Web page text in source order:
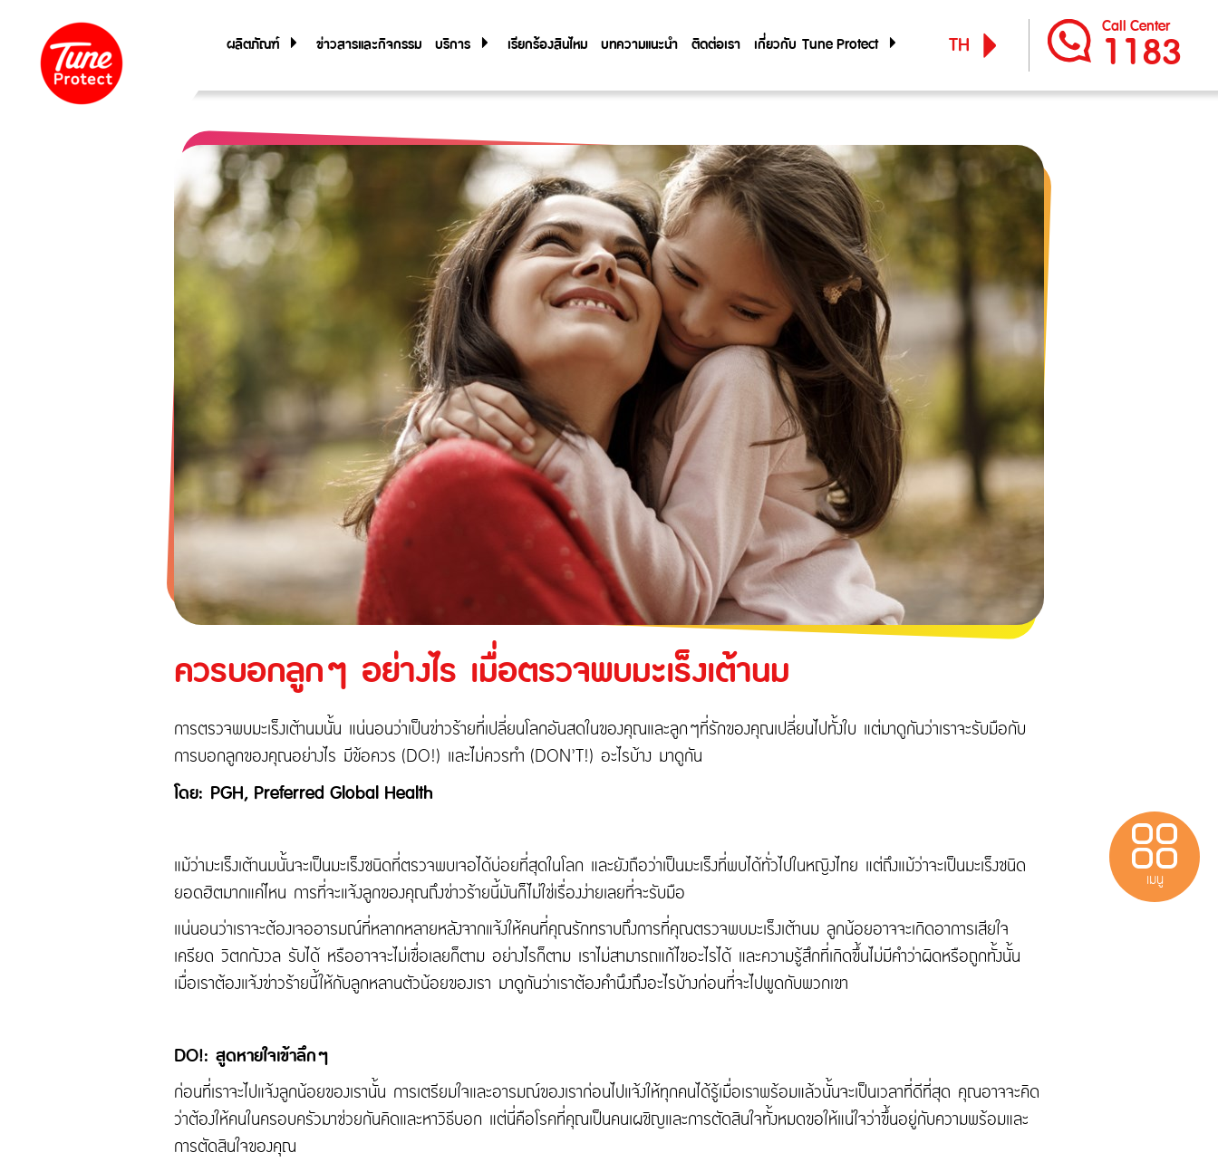
ผลิตภัณฑ์
ประกันภัยการเดินทาง
ทูน ทราเวล ประกันเดินทางต่างประเทศ
ประกันภัยสำหรับธุรกิจ
ประกันความเสี่ยงภัยทุกชนิดสำหรับงานรับเหมา
ก่อสร้าง/ติดตั้งเครื่องจักร
ประกันภัยความเสี่ยงภัยทุกชนิดของเครื่องจักรที่
ใช้ในงานก่อสร้าง
ประกันความเสี่ยงภัยทุกชนิดของอุตสาหกรรม
ความรับผิดต่อบุคคลภายนอก
ประกันภัยธุรกิจหยุดชะงัก
ประกันภัยทางทะเล และขนส่ง
ข่าวสารและกิจกรรม บริการ
เรียกร้องสินไหม บทความแนะนำ ติดต่อเรา เกี่ยวกับ Tune Protect
รายงานประจำปี
ข้อมูลสำคัญทางการเงิน
TH
EN
Call Center
1183
ควรบอกลูกๆ อย่างไร เมื่อตรวจพบมะเร็งเต้านม
การตรวจพบมะเร็งเต้านมนั้น แน่นอนว่าเป็นข่าวร้ายที่เปลี่ยนโลกอันสดในของคุณและลูกๆที่รักของคุณเปลี่ยนไปทั้งใบ แต่มาดูกันว่าเราจะรับมือกับ
การบอกลูกของคุณอย่างไร มีข้อควร (DO!) และไม่ควรทำ (DON’T!) อะไรบ้าง มาดูกัน
โดย: PGH, Preferred Global Health
แม้ว่ามะเร็งเต้านมนั้นจะเป็นมะเร็งชนิดที่ตรวจพบเจอได้บ่อยที่สุดในโลก และยังถือว่าเป็นมะเร็งที่พบได้ทั่วไปในหญิงไทย แต่ถึงแม้ว่าจะเป็นมะเร็งชนิด
ยอดฮิตมากแค่ไหน การที่จะแจ้งลูกของคุณถึงข่าวร้ายนี้มันก็ไม่ใช่เรื่องง่ายเลยที่จะรับมือ
แน่นอนว่าเราจะต้องเจออารมณ์ที่หลากหลายหลังจากแจ้งให้คนที่คุณรักทราบถึงการที่คุณตรวจพบมะเร็งเต้านม ลูกน้อยอาจจะเกิดอาการเสียใจ
เครียด วิตกกังวล รับได้ หรืออาจจะไม่เชื่อเลยก็ตาม อย่างไรก็ตาม เราไม่สามารถแก้ไขอะไรได้ และความรู้สึกที่เกิดขึ้นไม่มีคำว่าผิดหรือถูกทั้งนั้น
เมื่อเราต้องแจ้งข่าวร้ายนี้ให้กับลูกหลานตัวน้อยของเรา มาดูกันว่าเราต้องคำนึงถึงอะไรบ้างก่อนที่จะไปพูดกับพวกเขา
DO!: สูดหายใจเข้าลึกๆ
ก่อนที่เราจะไปแจ้งลูกน้อยของเรานั้น การเตรียมใจและอารมณ์ของเราก่อนไปแจ้งให้ทุกคนได้รู้เมื่อเราพร้อมแล้วนั้นจะเป็นเวลาที่ดีที่สุด คุณอาจจะคิด
ว่าต้องให้คนในครอบครัวมาช่วยกันคิดและหาวิธีบอก แต่นี่คือโรคที่คุณเป็นคนเผชิญและการตัดสินใจทั้งหมดขอให้แน่ใจว่าขึ้นอยู่กับความพร้อมและ
การตัดสินใจของคุณ
เมนู